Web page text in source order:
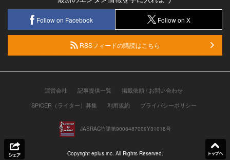
Follow on Facebook Follow on X
RSSフィードの購読はこちら
運営会社 記事提供一覧
掲載依頼 / お問い合わせ
SPICER（ライター）募集
利用規約 プライバシーポリシー
JASRAC許諾第9008487009Y31018号
Copyright eplus inc. All Rights Reserved.